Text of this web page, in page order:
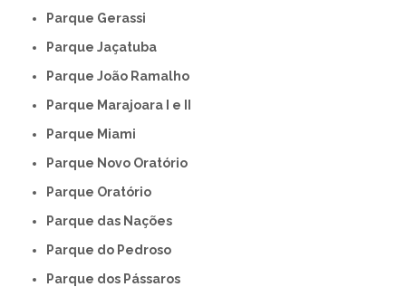
Parque Gerassi
Parque Jaçatuba
Parque João Ramalho
Parque Marajoara I e II
Parque Miami
Parque Novo Oratório
Parque Oratório
Parque das Nações
Parque do Pedroso
Parque dos Pássaros